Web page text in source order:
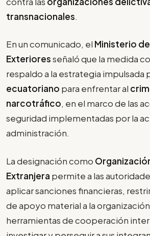
transnacionales.
En un comunicado, el Ministerio
Exterioresseñaló que la medida
respaldo a la estrategia impulsada
ecuatoriano para enfrentar al
narcotráfico, en el marco de las
seguridad implementadas por la
administración.
La designación como
Extranjera permite a las
aplicar sanciones financieras,
de apoyo material a la
herramientas de cooperación